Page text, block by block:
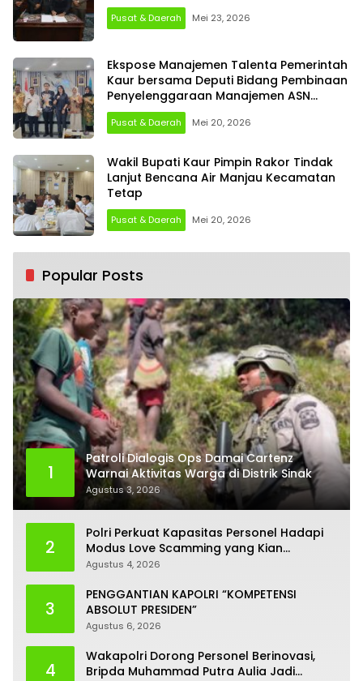
Pusat & Daerah Mei 23, 2026
Ekspose Manajemen Talenta Pemerintah
Kaur bersama Deputi Bidang Pembinaan
Penyelenggaraan Manajemen ASN
Badan Kepegawaian Negara (BKN)
Pusat & Daerah Mei 20, 2026
Wakil Bupati Kaur Pimpin Rakor Tindak
Lanjut Bencana Air Manjau Kecamatan
Tetap
Pusat & Daerah Mei 20, 2026
Popular Posts
1
Patroli Dialogis Ops Damai Cartenz
Warnai Aktivitas Warga di Distrik Sinak
Agustus 3, 2026
2
Polri Perkuat Kapasitas Personel Hadapi
Modus Love Scamming yang Kian
Kompleks
Agustus 4, 2026
3
PENGGANTIAN KAPOLRI “KOMPETENSI
ABSOLUT PRESIDEN”
Agustus 6, 2026
4
Wakapolri Dorong Personel Berinovasi,
Bripda Muhammad Putra Aulia Jadi